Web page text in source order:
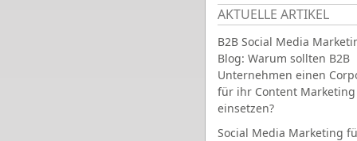
AKTUELLE ARTIKEL
B2B Social Media
Blog: Warum sollten B2B
Unternehmen einen
für ihr Content Marketing
einsetzen?
Social Media Marketing